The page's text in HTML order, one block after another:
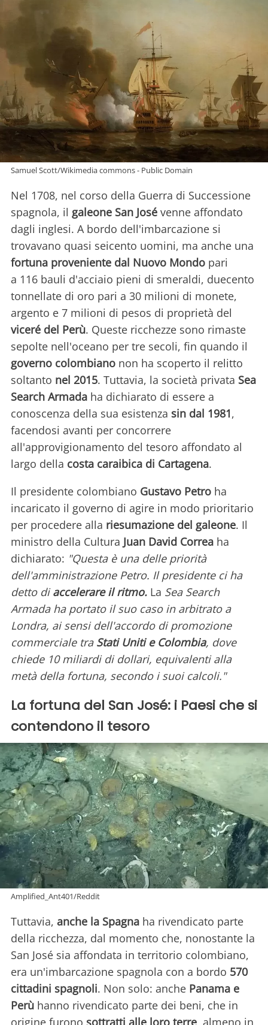
Samuel Scott/Wikimedia commons - Public Domain
Nel 1708, nel corso della Guerra di Successione
spagnola, il galeone San José venne affondato
dagli inglesi. A bordo dell'imbarcazione si
trovavano quasi seicento uomini, ma anche una
fortuna proveniente dal Nuovo Mondo pari
a 116 bauli d'acciaio pieni di smeraldi, duecento
tonnellate di oro pari a 30 milioni di monete,
argento e 7 milioni di pesos di proprietà del
viceré del Perù. Queste ricchezze sono rimaste
sepolte nell'oceano per tre secoli, fin quando il
governo colombiano non ha scoperto il relitto
soltanto nel 2015. Tuttavia, la società privata Sea
Search Armada ha dichiarato di essere a
conoscenza della sua esistenza sin dal 1981,
facendosi avanti per concorrere
all'approvigionamento del tesoro affondato al
largo della costa caraibica di Cartagena.
Il presidente colombiano Gustavo Petro ha
incaricato il governo di agire in modo prioritario
per procedere alla riesumazione del galeone. Il
ministro della Cultura Juan David Correa ha
dichiarato: "Questa è una delle priorità
dell'amministrazione Petro. Il presidente ci ha
detto diaccelerare il ritmo. La Sea Search
Armada ha portato il suo caso in arbitrato a
Londra, ai sensi dell'accordo di promozione
commerciale tra Stati Uniti e Colombia, dove
chiede 10 miliardi di dollari, equivalenti alla
metà della fortuna, secondo i suoi calcoli."
La fortuna del San José: i Paesi che si
contendono il tesoro
Amplified_Ant401/Reddit
Tuttavia, anche la Spagna ha rivendicato parte
della ricchezza, dal momento che, nonostante la
San José sia affondata in territorio colombiano,
era un'imbarcazione spagnola con a bordo 570
cittadini spagnoli. Non solo: anche Panama e
Perù hanno rivendicato parte dei beni, che in